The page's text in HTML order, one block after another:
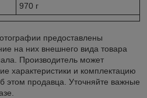
970 г
предоставлены
на них внешнего вида товара
Производитель может
характеристики и комплектацию
этом продавца. Уточняйте важные